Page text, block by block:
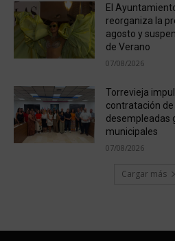
El
reorganiza la
agosto y
de Verano
07/08/2026
Torrevieja
contratación
desempleadas
municipales
07/08/2026
Cargar más